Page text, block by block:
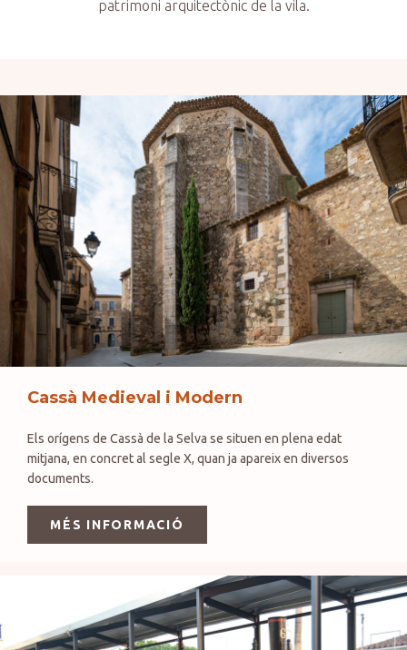
patrimoni arquitectònic de la vila.
Cassà Medieval i Modern
Els orígens de Cassà de la Selva se situen en plena edat
mitjana, en concret al segle X, quan ja apareix en diversos
documents.
MÉS INFORMACIÓ